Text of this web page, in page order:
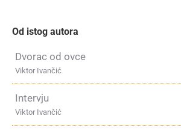
Od istog autora
Dvorac od ovce
Viktor Ivančić
Intervju
Viktor Ivančić